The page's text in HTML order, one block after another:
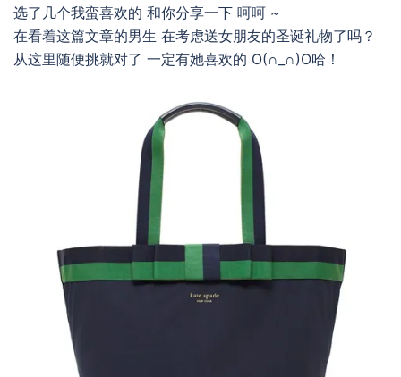
选了几个我蛮喜欢的 和你分享一下 呵呵 ~
在看着这篇文章的男生 在考虑送女朋友的圣诞礼物了吗？
从这里随便挑就对了 一定有她喜欢的 O(∩_∩)O哈！